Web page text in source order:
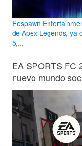
Respawn
de Apex Legends, ya
5,...
EA SPORTS FC
nuevo mundo